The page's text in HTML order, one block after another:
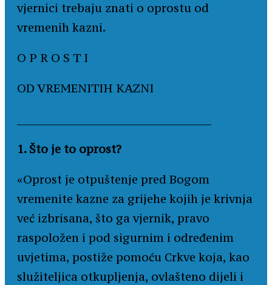
vjernici trebaju znati o oprostu od
vremenih kazni.
O P R O S T I
OD VREMENITIH KAZNI
1. Što je to oprost?
«Oprost je otpuštenje pred Bogom
vremenite kazne za grijehe kojih je krivnja
već izbrisana, što ga vjernik, pravo
raspoložen i pod sigurnim i određenim
uvjetima, postiže pomoću Crkve koja, kao
služiteljica otkupljenja, ovlašteno dijeli i